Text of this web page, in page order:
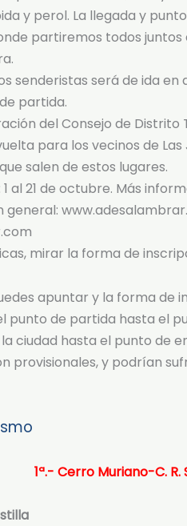
y perol. La llegada y
partiremos todos
senderistas será de ida en
partida.
del Consejo de
para los vecinos de
salen de estos lugares.
al 21 de octubre. Más
general:
mirar la forma de
apuntar y la forma de
punto de partida hasta el
ciudad hasta el punto de
provisionales, y podrían
1ª.- Cerro Muriano-C.